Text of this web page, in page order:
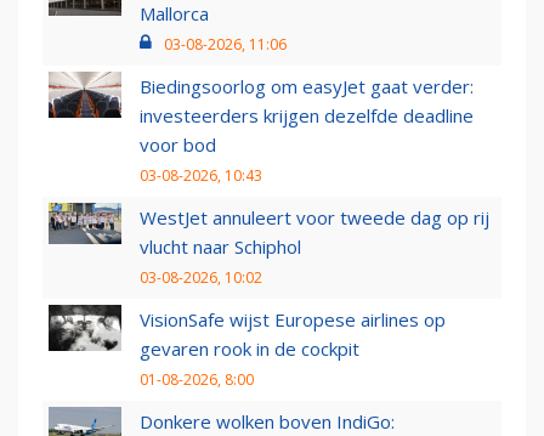
Mallorca
03-08-2026, 11:06
Biedingsoorlog om easyJet gaat verder:
investeerders krijgen dezelfde deadline
voor bod
03-08-2026, 10:43
WestJet annuleert voor tweede dag op rij
vlucht naar Schiphol
03-08-2026, 10:02
VisionSafe wijst Europese airlines op
gevaren rook in de cockpit
01-08-2026, 8:00
Donkere wolken boven IndiGo: